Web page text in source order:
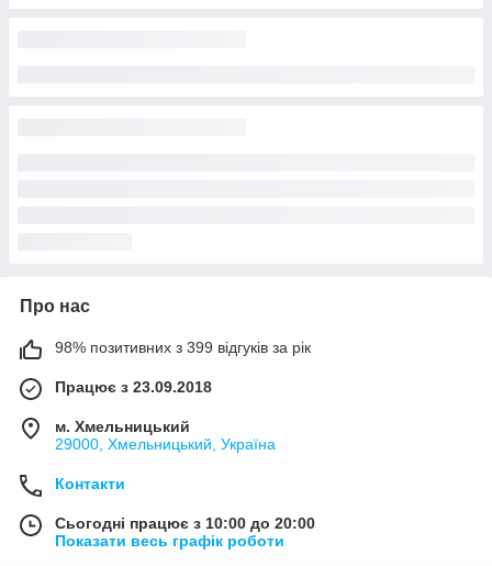
Про нас
98% позитивних з 399 відгуків за рік
Працює з 23.09.2018
м. Хмельницький
29000, Хмельницький, Україна
Контакти
Сьогодні працює з 10:00 до 20:00
Показати весь графік роботи